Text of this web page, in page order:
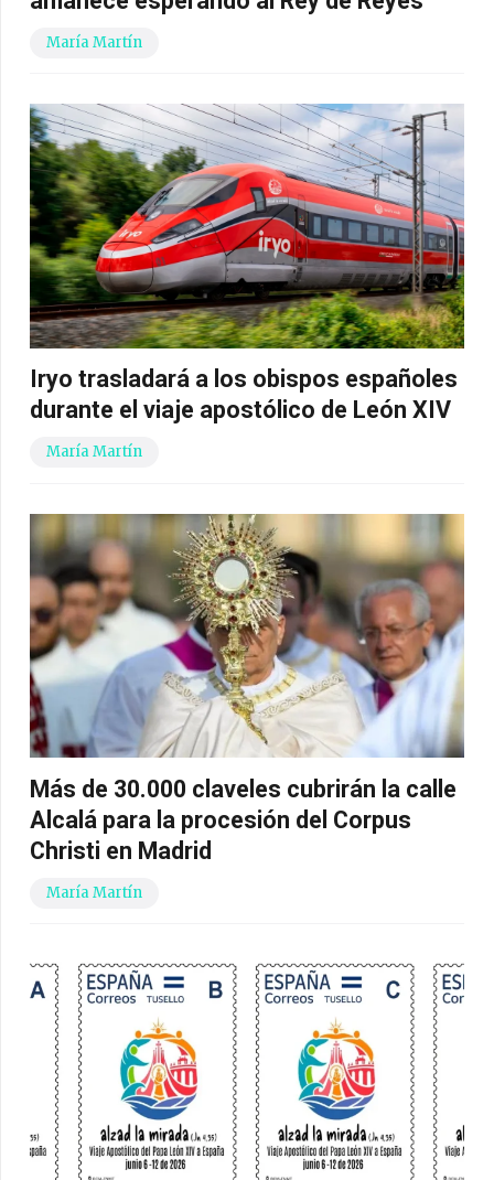
María Martín
Iryo trasladará a los obispos españoles
durante el viaje apostólico de León XIV
María Martín
Más de 30.000 claveles cubrirán la calle
Alcalá para la procesión del Corpus
Christi en Madrid
María Martín